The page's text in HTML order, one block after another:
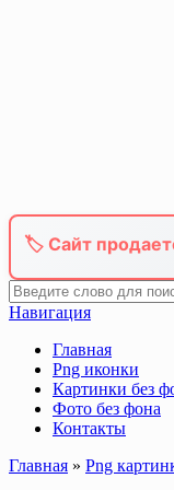
🏷️ Сайт
Навигация
Главная
Png иконки
Картинки без
Фото без фона
Контакты
Главная » Png